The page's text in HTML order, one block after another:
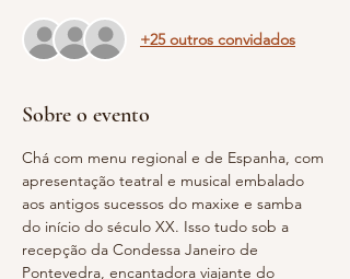
+25 outros convidados
Sobre o evento
Chá com menu regional e de Espanha, com
apresentação teatral e musical embalado
aos antigos sucessos do maxixe e samba
do início do século XX. Isso tudo sob a
recepção da Condessa Janeiro de
Pontevedra, encantadora viajante do